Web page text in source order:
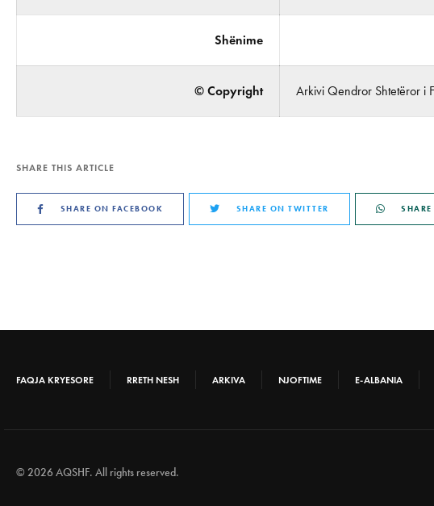
Shënime
© Copyright Arkivi Qendror Shtetëror i
SHARE THIS ARTICLE
SHARE ON FACEBOOK SHARE ON TWITTER
FAQJA KRYESORE RRETH NESH ARKIVA NJOFTIME E-ALBANIA
© 2026 AQSHF. All rights reserved.